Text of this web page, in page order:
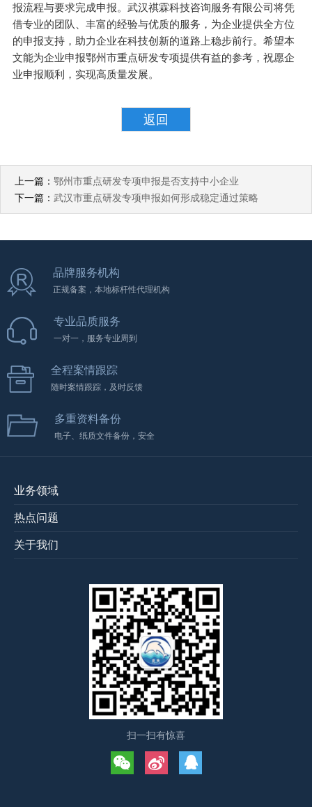
报流程与要求完成申报。武汉祺霖科技咨询服务有限公司将凭
借专业的团队、丰富的经验与优质的服务，为企业提供全方位
的申报支持，助力企业在科技创新的道路上稳步前行。希望本
文能为企业申报鄂州市重点研发专项提供有益的参考，祝愿企
业申报顺利，实现高质量发展。
返回
上一篇： 鄂州市重点研发专项申报是否支持中小企业
下一篇： 武汉市重点研发专项申报如何形成稳定通过策略
品牌服务机构
正规备案，本地标杆性代理机构
专业品质服务
一对一，服务专业周到
全程案情跟踪
随时案情跟踪，及时反馈
多重资料备份
电子、纸质文件备份，安全
业务领域
热点问题
关于我们
扫一扫有惊喜